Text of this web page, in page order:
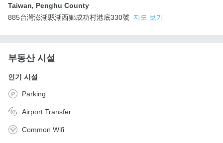
Taiwan, Penghu County
885台灣澎湖縣湖西鄉成功村港底330號
지도 보기
부동산 시설
인기 시설
Parking
Airport Transfer
Common Wifi